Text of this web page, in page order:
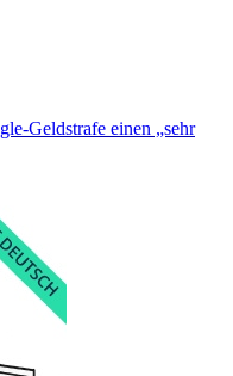
Geldstrafe einen „sehr